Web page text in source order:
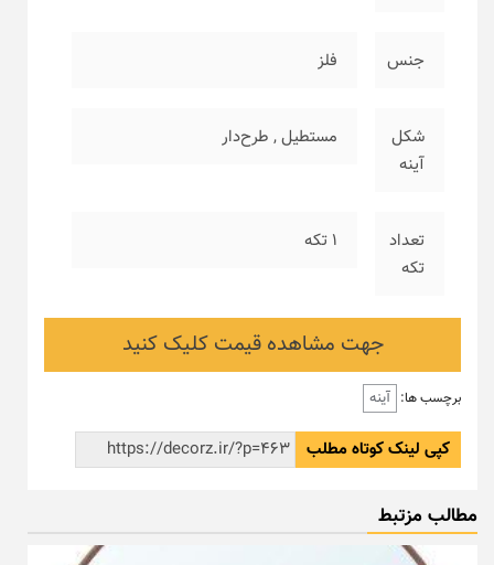
جنس فلز
شکل
آینه
مستطیل, طرح‌دار
تعداد
تکه
۱ تکه
جهت مشاهده قیمت کلیک کنید
برچسب ها: آینه
کپی لینک کوتاه مطلب
مطالب مزتبط